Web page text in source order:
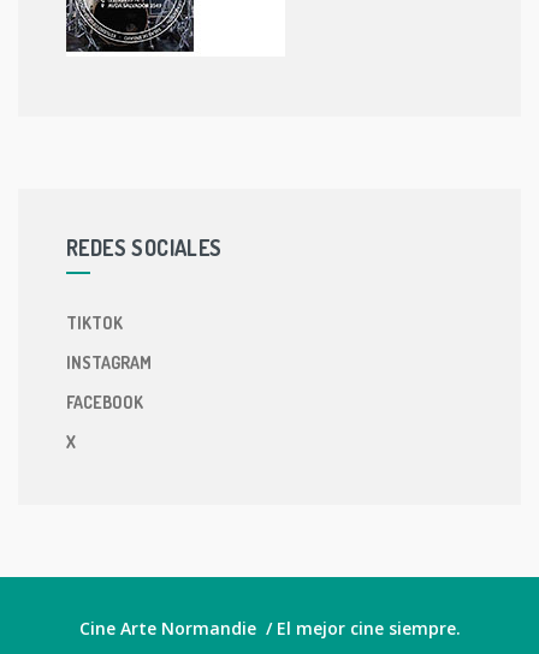
REDES SOCIALES
TIKTOK
INSTAGRAM
FACEBOOK
X
Cine Arte Normandie / El mejor cine siempre.